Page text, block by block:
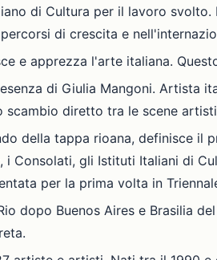
di Cultura per il lavoro
di crescita e
e apprezza l'arte italiana.
di Giulia Mangoni. Artista
scambio diretto tra le scene
della tappa rioana, definisce
i Consolati, gli Istituti Italiani di
per la prima volta in
dopo Buenos Aires e Brasilia